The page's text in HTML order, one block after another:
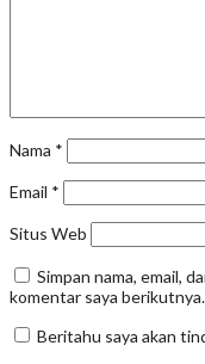
Nama *
Email *
Situs Web
Simpan nama, email,
komentar saya berikutnya.
Beritahu saya akan